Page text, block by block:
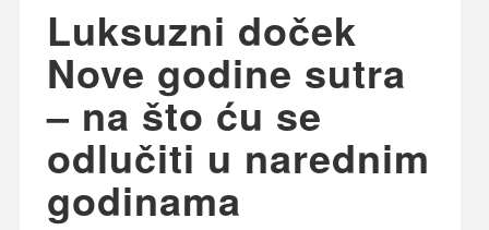
Luksuzni doček
Nove godine sutra
– na što ću se
odlučiti u narednim
godinama